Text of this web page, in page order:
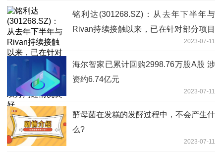
铭利达(301268.SZ)：从去年下半年与
Rivan持续接触以来，已在针对部分项目
进行报价，以及提供手板件阶段，目前双
方沟通情况良好
2023-07-11
海尔智家已累计回购2998.76万股A股 涉
资约6.74亿元
2023-07-11
酵母菌在发糕的发酵过程中，不会产生什
么?
2023-07-11